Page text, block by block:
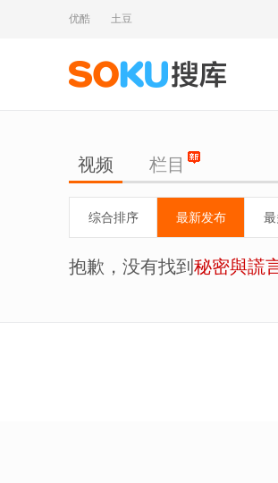
优酷 土豆
视频 栏目
综合排序 最新发布
抱歉，没有找到 秘密與謊